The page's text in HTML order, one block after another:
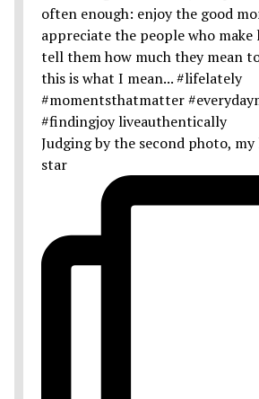
Judging by the second photo,
star